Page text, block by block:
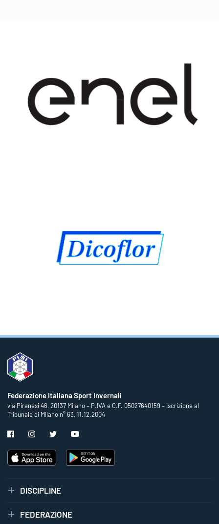
Federazione Italiana Sport Invernali
via Piranesi 46, 20137 Milano – P.IVA e C.F. 05027640159 – Iscrizione al
Tribunale di Milano n° 63, 11.12.2004
DISCIPLINE
FEDERAZIONE